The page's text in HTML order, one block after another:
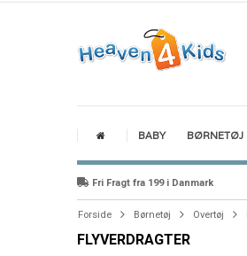
BABY BØRNETØJ
Fri Fragt fra 199 i Danmark
Forside Børnetøj Overtøj
FLYVERDRAGTER